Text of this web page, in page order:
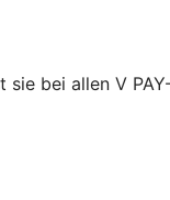
bei allen V